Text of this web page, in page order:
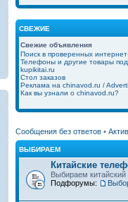
СВЕЖИЕ
Свежие объявления
Поиск в проверенных
Телефоны и другие товары
kupikitai.ru
Стол заказов
Реклама на chinavod.ru /
Как вы узнали о chinavod.ru?
Сообщения без ответов •
ВЫБИРАЕМ
Китайские
Выбираем
Подфорумы: